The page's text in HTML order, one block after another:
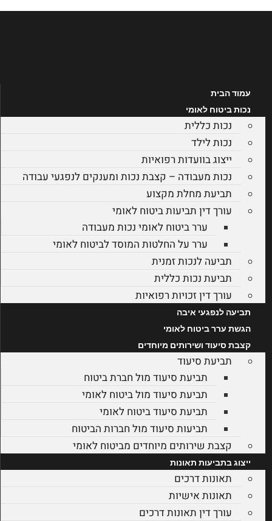
עמוד הבית
נכות ביטוח לאומי
נכות כללית
נכות לילד
ייצוג בוועדות רפואיות
נכות מעבודה – קצבת נכות ומענקים לנפגעי עבודה
תביעת מחלת מקצוע
עורך דין תביעות ביטוח לאומי
ערר ביטוח לאומי נכות מעבודה
ערר על החלטות המוסד לביטוח לאומי
תביעה לנכות זמנית
תביעת נכות כללית
עורך דין זכויות רפואיות
תביעה לנפגעי איבה
הגשת ערר ביטוח לאומי
קצבת סיעוד ושירותים מיוחדים
תביעת סיעוד
תביעת סיעוד מול חברת ביטוח
תביעת סיעוד מול ביטוח לאומי
תביעת סיעוד ביטוח לאומי
תביעות סיעוד מול חברות הביטוח
קצבת שירותים מיוחדים מביטוח לאומי
ייצוג בתביעות תאונות
תאונות דרכים
תאונות אישיות
עורך דין תאונות דרכים